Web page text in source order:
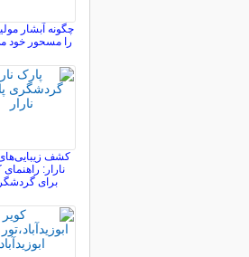
چگونه آبشار
را مسحور خود
کشف
نارار:
برای